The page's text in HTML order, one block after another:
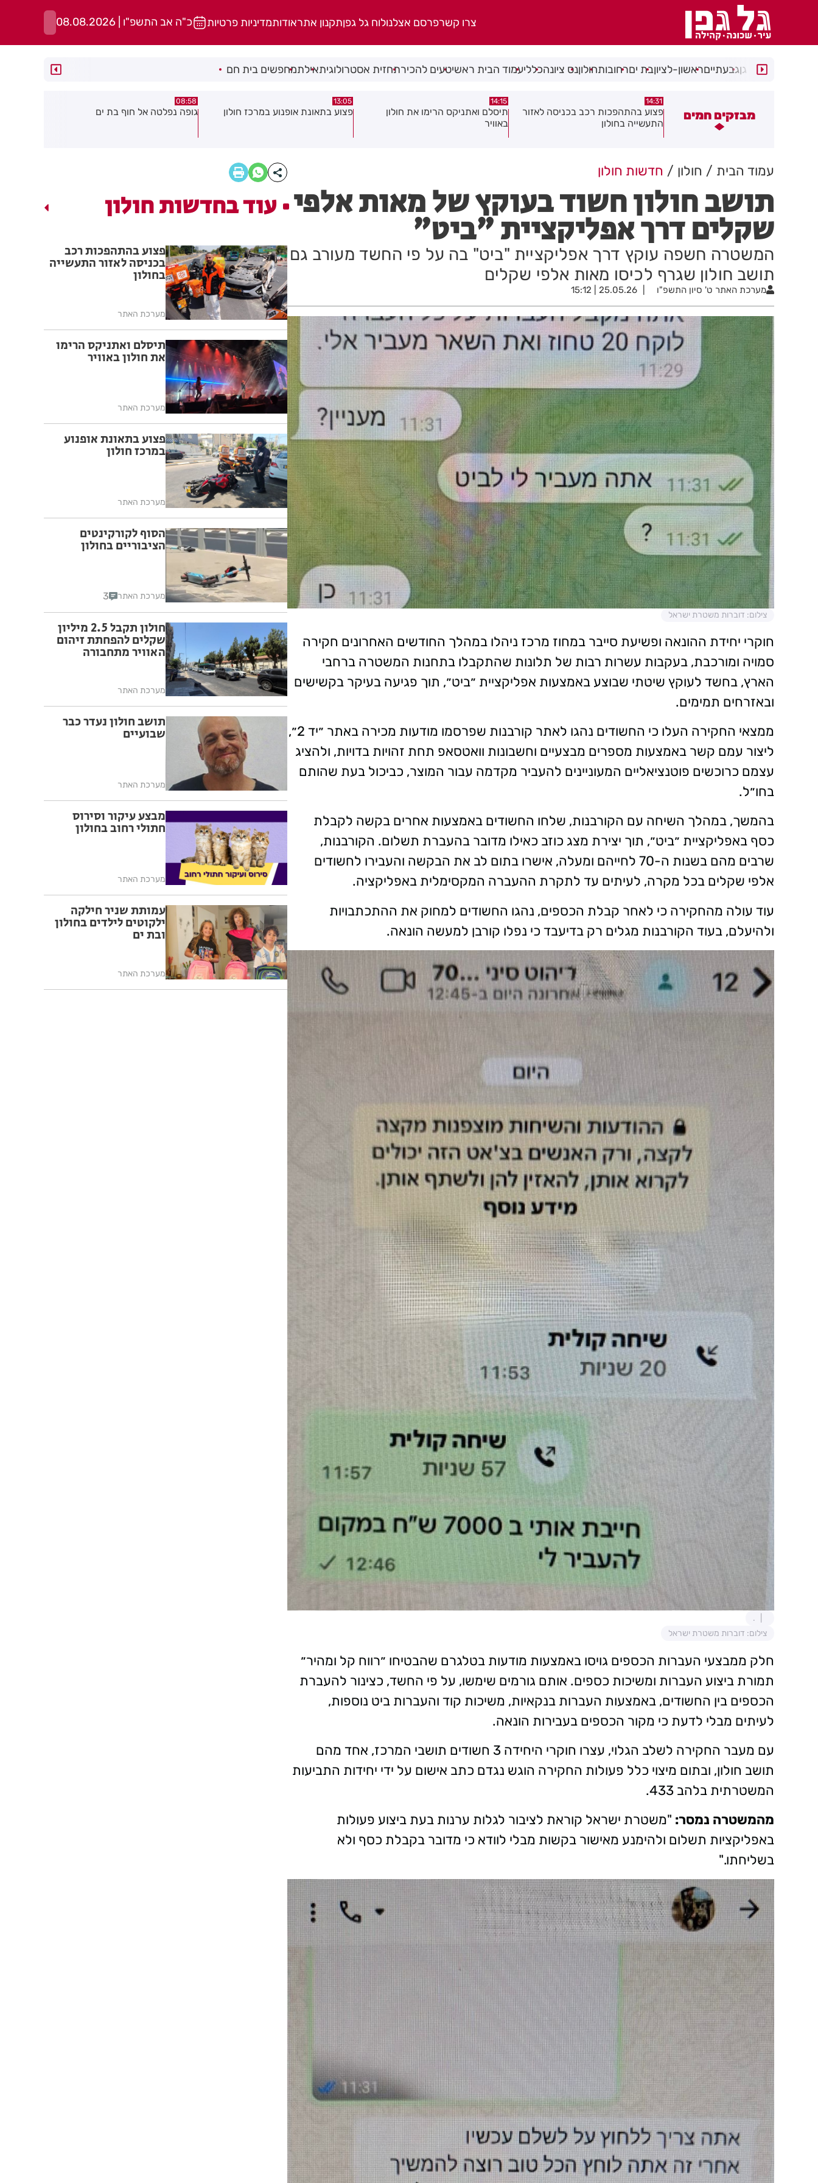
צרו קשרפרסם אצלנולוח גל גפןתקנון אתראודותמדיניות פרטיות כ"ה אב התשפ"ו | 08.08.2026
רמת גןגבעתייםראשון-לציוןבת יםרחובותחולוןנס ציונהכלליעמוד הבית ראשיטעים להכירתחזית אסטרולוגיתאילתמחפשים בית חם
מבזקים חמים
פצוע בהתהפכות רכב בכניסה לאזור
14:15
תיסלם ואתניקס הרימו את חולון
באוויר
13:05
פצוע בתאונת אופנוע במרכז חולון
08:58
גופה נפלטה אל חוף בת ים
08:29
חשד להצתה בשלושה מוקדים ברמת
עמוד הבית חולון חדשות חולון
תושב חולון חשוד בעוקץ של מאות אלפי
שקלים דרך אפליקציית "ביט"
המשטרה חשפה עוקץ דרך אפליקציית "ביט" בה על פי החשד מעורב גם
תושב חולון שגרף לכיסו מאות אלפי שקלים
מערכת האתר ט' סיון התשפ"ו 25.05.26 | 15:12
צילום: דוברות משטרת ישראל
חוקרי יחידת ההונאה ופשיעת סייבר במחוז מרכז ניהלו במהלך החודשים האחרונים חקירה
סמויה ומורכבת, בעקבות עשרות רבות של תלונות שהתקבלו בתחנות המשטרה ברחבי
הארץ, בחשד לעוקץ שיטתי שבוצע באמצעות אפליקציית ״ביט״, תוך פגיעה בעיקר בקשישים
ובאזרחים תמימים.
ממצאי החקירה העלו כי החשודים נהגו לאתר קורבנות שפרסמו מודעות מכירה באתר ״יד 2״,
ליצור עמם קשר באמצעות מספרים מבצעיים וחשבונות וואטסאפ תחת זהויות בדויות, ולהציג
עצמם כרוכשים פוטנציאליים המעוניינים להעביר מקדמה עבור המוצר, כביכול בעת שהותם
בחו״ל.
בהמשך, במהלך השיחה עם הקורבנות, שלחו החשודים באמצעות אחרים בקשה לקבלת
כסף באפליקציית ״ביט״, תוך יצירת מצג כוזב כאילו מדובר בהעברת תשלום. הקורבנות,
שרבים מהם בשנות ה-70 לחייהם ומעלה, אישרו בתום לב את הבקשה והעבירו לחשודים
אלפי שקלים בכל מקרה, לעיתים עד לתקרת ההעברה המקסימלית באפליקציה.
עוד עולה מהחקירה כי לאחר קבלת הכספים, נהגו החשודים למחוק את ההתכתבויות
ולהיעלם, בעוד הקורבנות מגלים רק בדיעבד כי נפלו קורבן למעשה הונאה.
.
צילום: דוברות משטרת ישראל
חלק ממבצעי העברות הכספים גויסו באמצעות מודעות בטלגרם שהבטיחו ״רווח קל ומהיר״
תמורת ביצוע העברות ומשיכות כספים. אותם גורמים שימשו, על פי החשד, כצינור להעברת
הכספים בין החשודים, באמצעות העברות בנקאיות, משיכות קוד והעברות ביט נוספות,
לעיתים מבלי לדעת כי מקור הכספים בעבירות הונאה.
עם מעבר החקירה לשלב הגלוי, עצרו חוקרי היחידה 3 חשודים תושבי המרכז, אחד מהם
תושב חולון, ובתום מיצוי כלל פעולות החקירה הוגש נגדם כתב אישום על ידי יחידות התביעות
המשטרתית בלהב 433.
מהמשטרה נמסר: "משטרת ישראל קוראת לציבור לגלות ערנות בעת ביצוע פעולות
באפליקציות תשלום ולהימנע מאישור בקשות מבלי לוודא כי מדובר בקבלת כסף ולא
בשליחתו."
עוד בחדשות חולון
פצוע בהתהפכות רכב
בכניסה לאזור התעשייה
בחולון
מערכת האתר
תיסלם ואתניקס הרימו
את חולון באוויר
מערכת האתר
פצוע בתאונת אופנוע
במרכז חולון
מערכת האתר
הסוף לקורקינטים
הציבוריים בחולון
מערכת האתר 3
חולון תקבל 2.5 מיליון
שקלים להפחתת זיהום
האוויר מתחבורה
מערכת האתר
תושב חולון נעדר כבר
שבועיים
מערכת האתר
מבצע עיקור וסירוס
חתולי רחוב בחולון
מערכת האתר
עמותת שניר חילקה
ילקוטים לילדים בחולון
ובת ים
מערכת האתר